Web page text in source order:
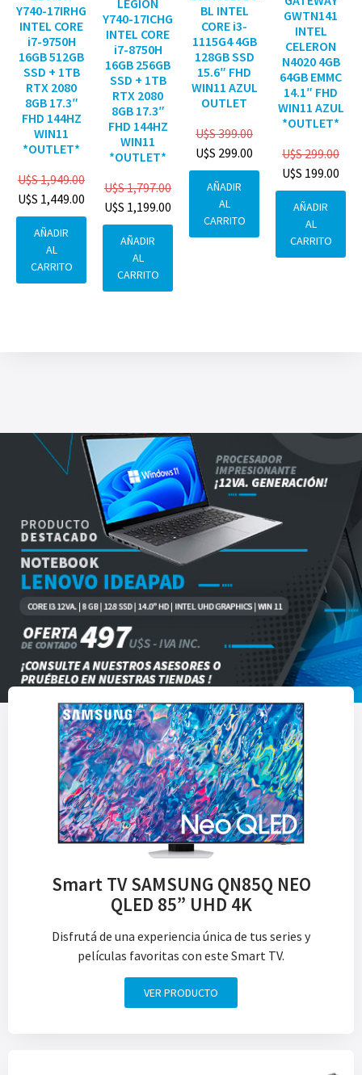
Y740-17IRHG
INTEL CORE
i7-9750H
16GB 512GB
SSD + 1TB
RTX 2080
8GB 17.3″
FHD 144HZ
WIN11
*OUTLET*
U$S1,949.00
U$S 1,449.00
AÑADIR
AL
CARRITO
Y740-17ICHG
INTEL CORE
i7-8750H
16GB 256GB
SSD + 1TB
RTX 2080
8GB 17.3″
FHD 144HZ
WIN11
*OUTLET*
U$S1,797.00
U$S 1,199.00
AÑADIR
AL
CARRITO
BL INTEL
CORE i3-
1115G4 4GB
128GB SSD
15.6″ FHD
WIN11 AZUL
OUTLET
U$S399.00
U$S 299.00
AÑADIR
AL
CARRITO
GWTN141
INTEL
CELERON
N4020 4GB
64GB EMMC
14.1″ FHD
WIN11 AZUL
*OUTLET*
U$S299.00
U$S 199.00
AÑADIR
AL
CARRITO
Smart TV SAMSUNG QN85Q NEO
QLED 85” UHD 4K
Disfrutá de una experiencia única de tus series y
películas favoritas con este Smart TV.
VER PRODUCTO